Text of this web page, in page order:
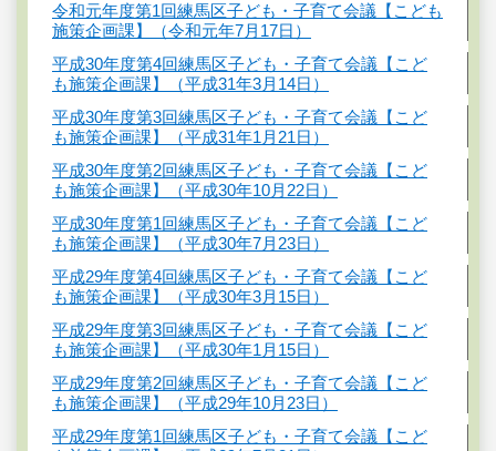
令和元年度第1回練馬区子ども・子育て会議【こども
施策企画課】（令和元年7月17日）
平成30年度第4回練馬区子ども・子育て会議【こど
も施策企画課】（平成31年3月14日）
平成30年度第3回練馬区子ども・子育て会議【こど
も施策企画課】（平成31年1月21日）
平成30年度第2回練馬区子ども・子育て会議【こど
も施策企画課】（平成30年10月22日）
平成30年度第1回練馬区子ども・子育て会議【こど
も施策企画課】（平成30年7月23日）
平成29年度第4回練馬区子ども・子育て会議【こど
も施策企画課】（平成30年3月15日）
平成29年度第3回練馬区子ども・子育て会議【こど
も施策企画課】（平成30年1月15日）
平成29年度第2回練馬区子ども・子育て会議【こど
も施策企画課】（平成29年10月23日）
平成29年度第1回練馬区子ども・子育て会議【こど